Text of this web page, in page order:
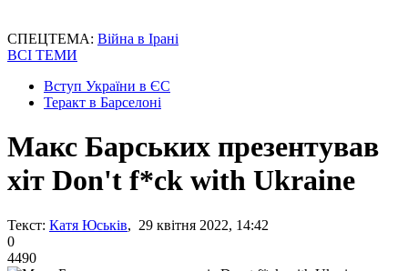
СПЕЦТЕМА: Війна в Ірані
ВСІ ТЕМИ
Вступ України в ЄС
Теракт в Барселоні
Макс Барських презентував
хіт Don't f*ck with Ukraine
Текст: Катя Юськів, 29 квітня 2022, 14:42
0
4490